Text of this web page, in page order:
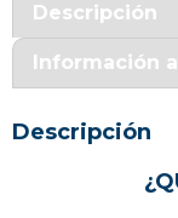
Descripción
Información
Descripción